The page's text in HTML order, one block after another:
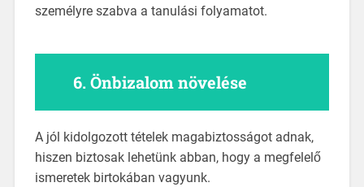
személyre szabva a tanulási folyamatot.
6.Önbizalom növelése
A jól kidolgozott tételek magabiztosságot adnak,
hiszen biztosak lehetünk abban, hogy a megfelelő
ismeretek birtokában vagyunk.